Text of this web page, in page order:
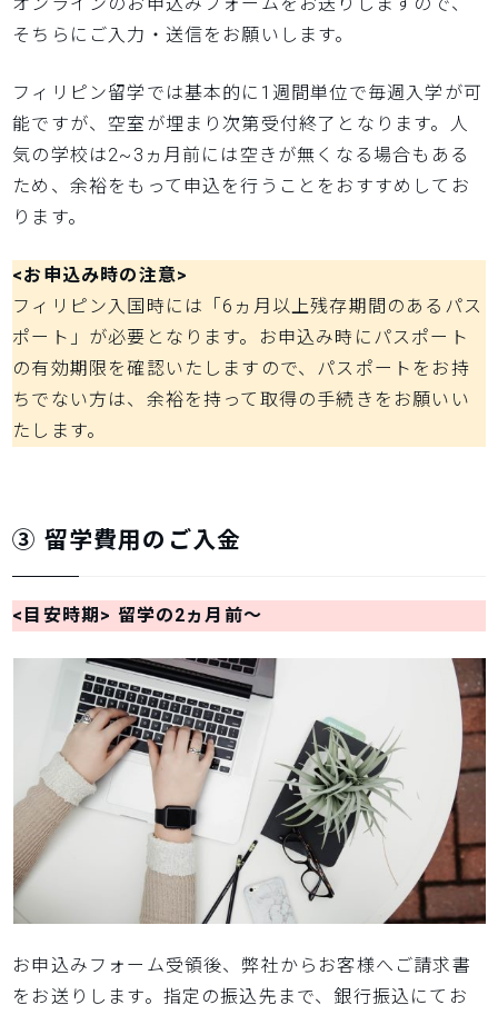
そちらにご入力・送信をお願いします。
フィリピン留学では基本的に1週間単位で毎週入学が可
能ですが、空室が埋まり次第受付終了となります。人
気の学校は2~3ヵ月前には空きが無くなる場合もある
ため、余裕をもって申込を行うことをおすすめしてお
ります。
<お申込み時の注意>
フィリピン入国時には「6ヵ月以上残存期間のあるパス
ポート」が必要となります。お申込み時にパスポート
の有効期限を確認いたしますので、パスポートをお持
ちでない方は、余裕を持って取得の手続きをお願いい
たします。
③ 留学費用のご入金
<目安時期> 留学の2ヵ月前～
お申込みフォーム受領後、弊社からお客様へご請求書
をお送りします。指定の振込先まで、銀行振込にてお